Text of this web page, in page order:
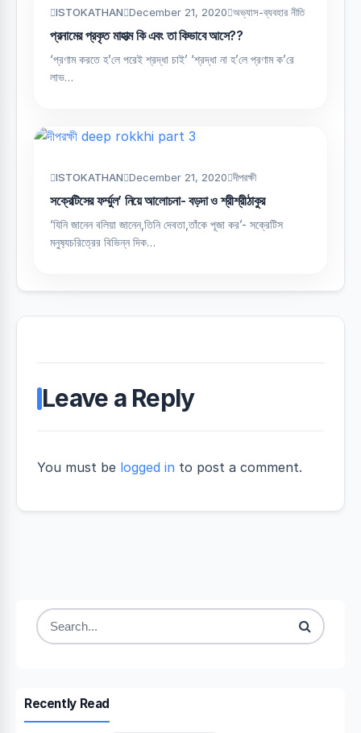
ISTOKATHAN December 21, 2020 অভ্যাস-ব্যবহার নীতি
প্রনামের প্রকৃত মাহাত্ম কি এবং তা কিভাবে আসে??
‘প্রণাম করতে হ’লে পরেই শ্রদ্ধা চাই’ ‘শ্রদ্ধা না হ’লে প্রণাম ক’রে
লাভ…
ISTOKATHAN December 21, 2020 দীপরক্ষী
সক্রেটিসের ফর্ম্মুল’ নিয়ে আলোচনা- বড়দা ও শ্রীশ্রীঠাকুর
‘যিনি জানেন বলিয়া জানেন,তিনি দেবতা,তাঁকে পূজা কর’- সক্রেটিস
মনুষ‍্যচরিত্রের বিভিন্ন দিক…
Leave a Reply
You must be logged in to post a comment.
Search
Recently Read